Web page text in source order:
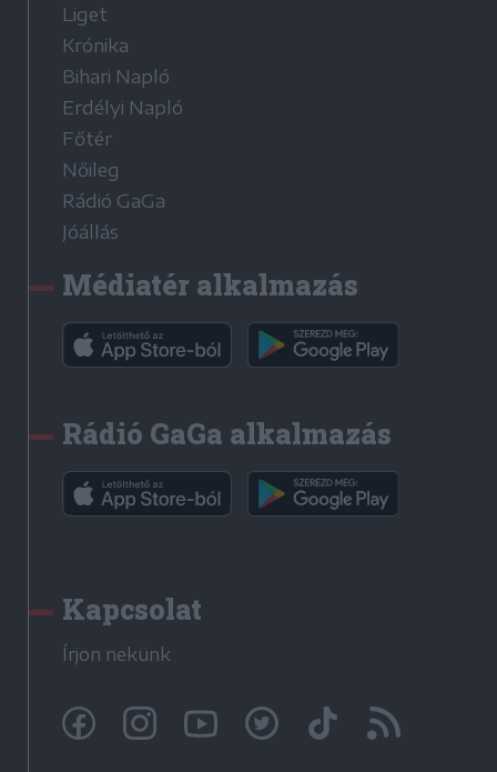
Liget
Krónika
Bihari Napló
Erdélyi Napló
Főtér
Nőileg
Rádió GaGa
Jóállás
Médiatér alkalmazás
Rádió GaGa alkalmazás
Kapcsolat
Írjon nekünk